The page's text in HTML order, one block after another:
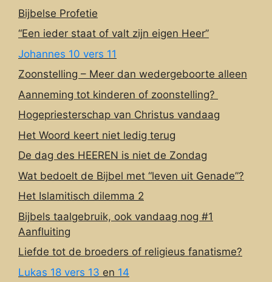
Bijbelse Profetie
“Een ieder staat of valt zijn eigen Heer”
Johannes 10 vers 11
Zoonstelling – Meer dan wedergeboorte alleen
Aanneming tot kinderen of zoonstelling?
Hogepriesterschap van Christus vandaag
Het Woord keert niet ledig terug
De dag des HEEREN is niet de Zondag
Wat bedoelt de Bijbel met “leven uit Genade”?
Het Islamitisch dilemma 2
Bijbels taalgebruik, ook vandaag nog #1
Aanfluiting
Liefde tot de broeders of religieus fanatisme?
Lukas 18 vers 13 en 14